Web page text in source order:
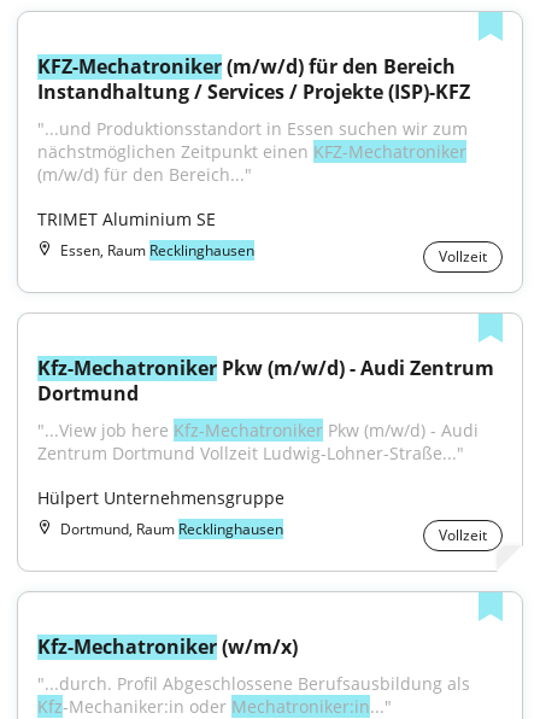
KFZ-Mechatroniker (m/w/d) für den Bereich
Instandhaltung / Services / Projekte (ISP)-KFZ
"...und Produktionsstandort in Essen suchen wir zum
nächstmöglichen Zeitpunkt einen KFZ-Mechatroniker
(m/w/d) für den Bereich..."
TRIMET Aluminium SE
Essen, Raum Recklinghausen Vollzeit
Kfz-Mechatroniker Pkw (m/w/d) - Audi Zentrum
Dortmund
"...View job here Kfz-Mechatroniker Pkw (m/w/d) - Audi
Zentrum Dortmund Vollzeit Ludwig-Lohner-Straße..."
Hülpert Unternehmensgruppe
Dortmund, Raum Recklinghausen Vollzeit
Kfz-Mechatroniker (w/m/x)
Kfz-Mechaniker:in oder Mechatroniker:in..."